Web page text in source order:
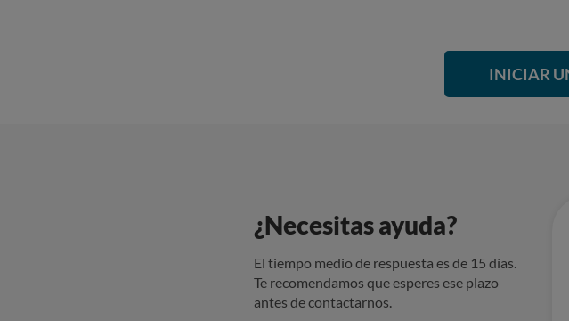
INICIAR
¿Necesitas ayuda?
El tiempo medio de respuesta es de 15 días.
Te recomendamos que esperes ese plazo
antes de contactarnos.